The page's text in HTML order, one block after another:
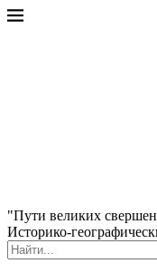
"Пути великих
Историко-